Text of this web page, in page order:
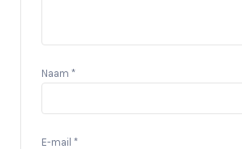
Naam *
E-mail *